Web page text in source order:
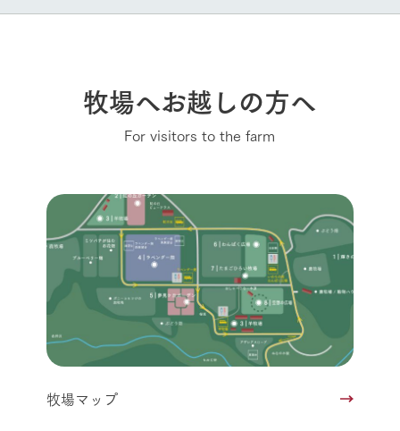
牧場へお越しの方へ
For visitors to the farm
牧場マップ